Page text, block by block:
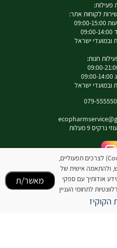
פעילות:
לקוחות אתר:
15:00
ובמועדי ישראל
חנות:
ובמועדי ישראל
9 מעלות
שלנו
עם רופא או רוקח בטרם רכישת המוצר והתחלת
לצרכן לפני השימוש בתכשיר .
השימוש , תופעות לוואי ואינטראקציה עם
אחרים.
האתר עושה שימוש בקובצי עוגיות (Cookies) לצרכים תפעוליים,
ולהתאמה אישית של
אודותיך עם ספקי
לתחומי העניין
הקוקיז
מאשר/ת